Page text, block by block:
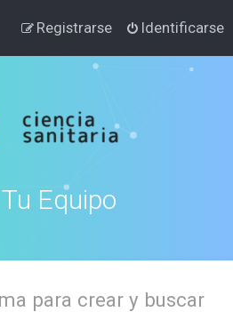
Identificarse
Registrarse
Equipo
para crear y buscar